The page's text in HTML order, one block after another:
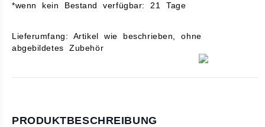
*wenn kein Bestand verfügbar: 21 Tage
Lieferumfang: Artikel wie beschrieben, ohne
abgebildetes Zubehör
PRODUKTBESCHREIBUNG